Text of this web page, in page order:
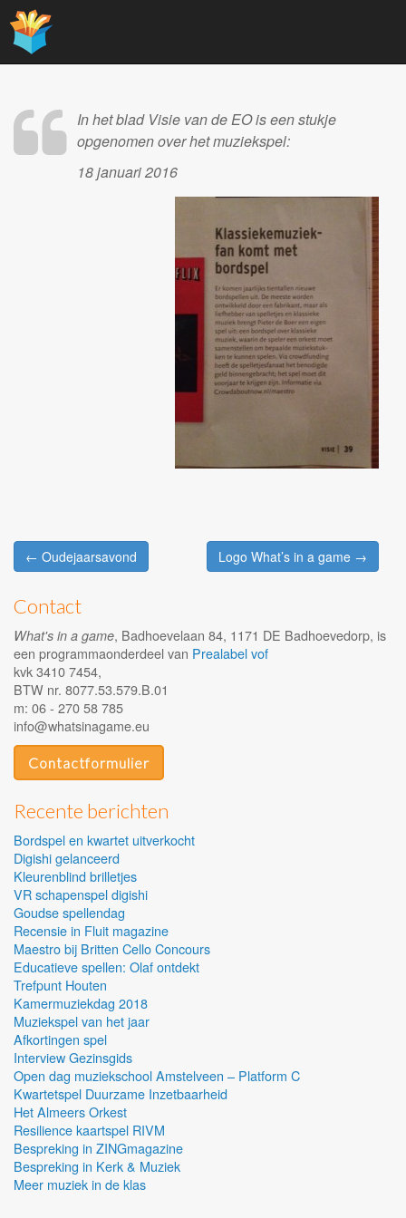
content
In het blad Visie van de EO is een stukje
opgenomen over het muziekspel:
18 januari 2016
Post
navigation
← Oudejaarsavond Logo What’s in a game →
Contact
What's in a game, Badhoevelaan 84, 1171 DE Badhoevedorp, is
een programmaonderdeel van Prealabel vof
kvk 3410 7454,
BTW nr. 8077.53.579.B.01
m: 06 - 270 58 785
info@whatsinagame.eu
Contactformulier
Recente berichten
Bordspel en kwartet uitverkocht
Digishi gelanceerd
Kleurenblind brilletjes
VR schapenspel digishi
Goudse spellendag
Recensie in Fluit magazine
Maestro bij Britten Cello Concours
Educatieve spellen: Olaf ontdekt
Trefpunt Houten
Kamermuziekdag 2018
Muziekspel van het jaar
Afkortingen spel
Interview Gezinsgids
Open dag muziekschool Amstelveen – Platform C
Kwartetspel Duurzame Inzetbaarheid
Het Almeers Orkest
Resilience kaartspel RIVM
Bespreking in ZINGmagazine
Bespreking in Kerk & Muziek
Meer muziek in de klas